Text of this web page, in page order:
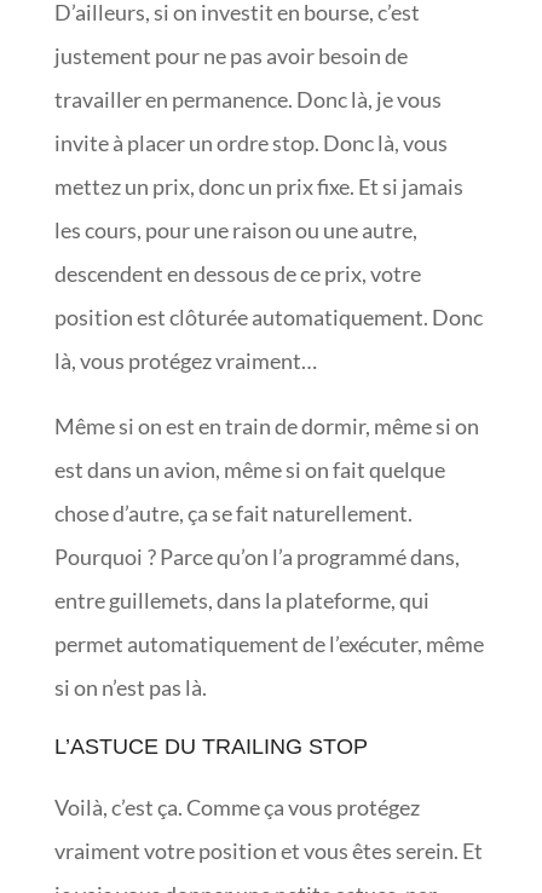
D’ailleurs, si on investit en bourse, c’est
justement pour ne pas avoir besoin de
travailler en permanence. Donc là, je vous
invite à placer un ordre stop. Donc là, vous
mettez un prix, donc un prix fixe. Et si jamais
les cours, pour une raison ou une autre,
descendent en dessous de ce prix, votre
position est clôturée automatiquement. Donc
là, vous protégez vraiment…
Même si on est en train de dormir, même si on
est dans un avion, même si on fait quelque
chose d’autre, ça se fait naturellement.
Pourquoi ? Parce qu’on l’a programmé dans,
entre guillemets, dans la plateforme, qui
permet automatiquement de l’exécuter, même
si on n’est pas là.
L’ASTUCE DU TRAILING STOP
Voilà, c’est ça. Comme ça vous protégez
vraiment votre position et vous êtes serein. Et